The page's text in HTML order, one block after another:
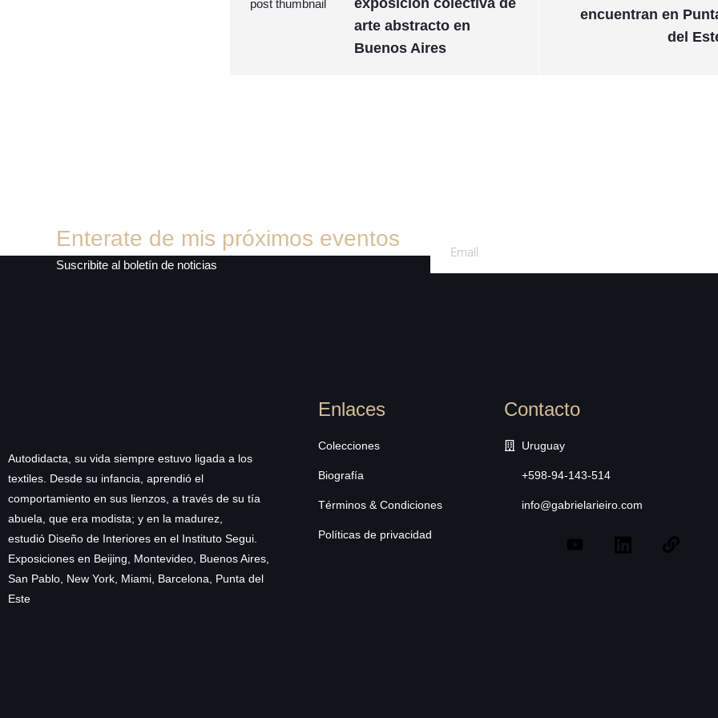
arte abstracto en
Buenos Aires
encuentran en
del
Enterate de mis próximos eventos
Suscribite al boletín de noticias
Autodidacta, su vida siempre estuvo ligada a los
textiles. Desde su infancia, aprendió el
comportamiento en sus lienzos, a través de su tía
abuela, que era modista; y en la madurez,
estudió Diseño de Interiores en el Instituto Segui.
Exposiciones en Beijing, Montevideo, Buenos Aires,
San Pablo, New York, Miami, Barcelona, Punta del
Este
Enlaces
Colecciones
Biografía
Términos & Condiciones
Políticas de privacidad
Contacto
Uruguay
+598-94-143-514
info@gabrielarieiro.com